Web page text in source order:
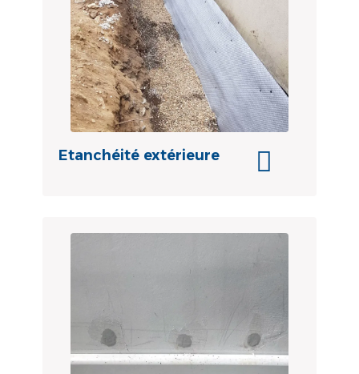
Etanchéité extérieure